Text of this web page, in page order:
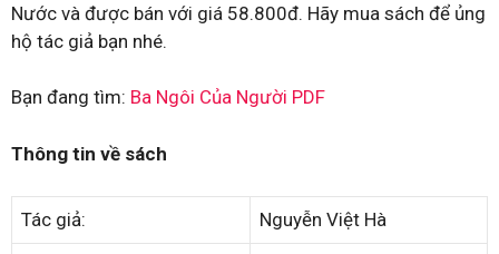
Nước và được bán với giá 58.800đ. Hãy mua sách để ủng
hộ tác giả bạn nhé.
Bạn đang tìm: Ba Ngôi Của Người PDF
Thông tin về sách
Tác giả: Nguyễn Việt Hà